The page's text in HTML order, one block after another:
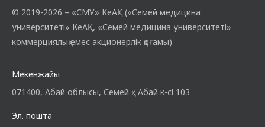
© 2019-2026 – «СМУ» КеАҚ («Семей медицина
университеті» КеАҚ, «Семей медицина университеті»
коммерциялық емес акционерлік қоғамы)
Мекенжайы
071400, Абай облысы, Семей қ., Абай к-сі 103
Эл. пошта